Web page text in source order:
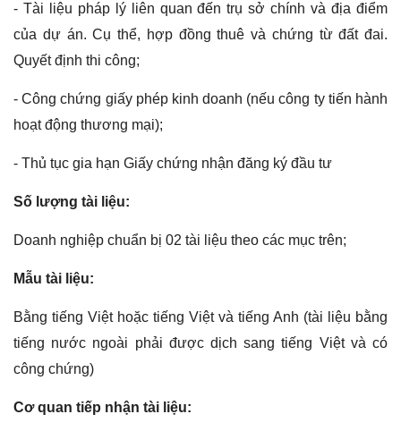
- Tài liệu pháp lý liên quan đến trụ sở chính và địa điểm
của dự án. Cụ thể, hợp đồng thuê và chứng từ đất đai.
Quyết định thi công;
- Công chứng giấy phép kinh doanh (nếu công ty tiến hành
hoạt động thương mại);
- Thủ tục gia hạn Giấy chứng nhận đăng ký đầu tư
Số lượng tài liệu:
Doanh nghiệp chuẩn bị 02 tài liệu theo các mục trên;
Mẫu tài liệu:
Bằng tiếng Việt hoặc tiếng Việt và tiếng Anh (tài liệu bằng
tiếng nước ngoài phải được dịch sang tiếng Việt và có
công chứng)
Cơ quan tiếp nhận tài liệu: